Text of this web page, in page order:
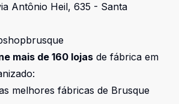
Antônio Heil, 635 - Santa
mais de 160 lojas de fábrica em
melhores fábricas de Brusque